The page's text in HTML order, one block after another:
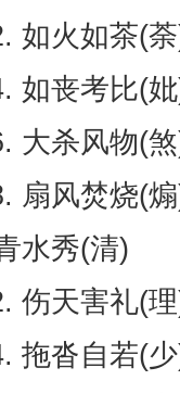
如火如茶(
如丧考比(
大杀风物(
扇风焚烧(
水秀(清)
伤天害礼(
拖沓自若(